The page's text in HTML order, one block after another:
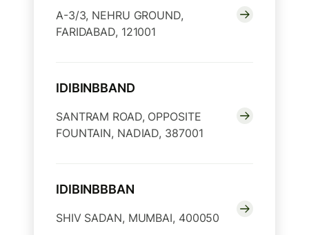
A-3/3, NEHRU GROUND,
FARIDABAD, 121001
IDIBINBBAND
SANTRAM ROAD, OPPOSITE
FOUNTAIN, NADIAD, 387001
IDIBINBBBAN
SHIV SADAN, MUMBAI, 400050